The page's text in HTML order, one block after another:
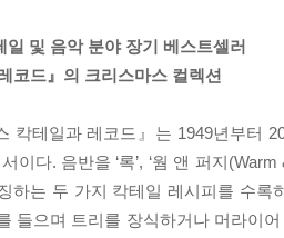
일 및 음악 분야 장기 베스트셀러
코드』의 크리스마스 컬렉션
칵테일과 레코드』는 1949년부터
이다. 음반을 ‘록’, ‘웜 앤 퍼지
하는 두 가지 칵테일 레시피를 수록
들으며 트리를 장식하거나 머라이